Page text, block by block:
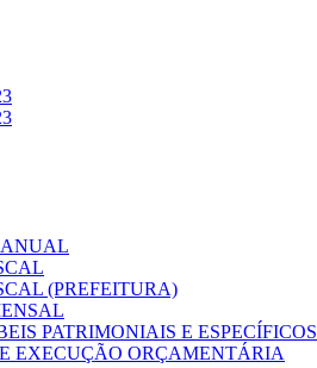
ANUAL
(PREFEITURA)
PATRIMONIAIS E ESPECÍFICOS
EXECUÇÃO ORÇAMENTÁRIA